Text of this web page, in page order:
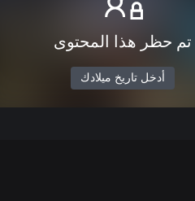
تم حظر هذا المحتوى
أدخل تاريخ ميلادك